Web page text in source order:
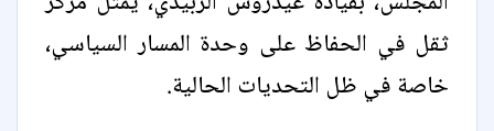
ثقل في الحفاظ على وحدة المسار السياسي،
خاصة في ظل التحديات الحالية.